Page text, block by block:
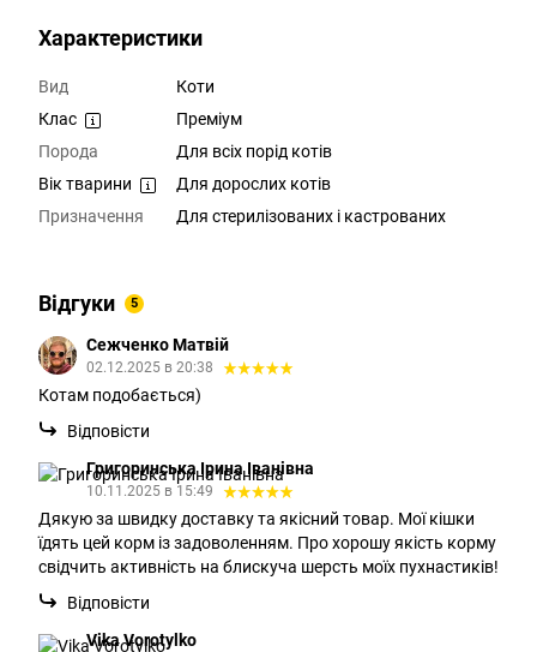
Характеристики
Вид
Коти
Клас
Преміум
Порода
Для всіх порід котів
Вік тварини
Для дорослих котів
Призначення
Для стерилізованих і кастрованих
Відгуки 5
Сежченко Матвій
02.12.2025 в 20:38
Котам подобається)
Відповісти
Григоринська Ірина Іванівна
10.11.2025 в 15:49
Дякую за швидку доставку та якісний товар. Мої кішки
їдять цей корм із задоволенням. Про хорошу якість корму
свідчить активність на блискуча шерсть моїх пухнастиків!
Відповісти
Vika Vorotylko